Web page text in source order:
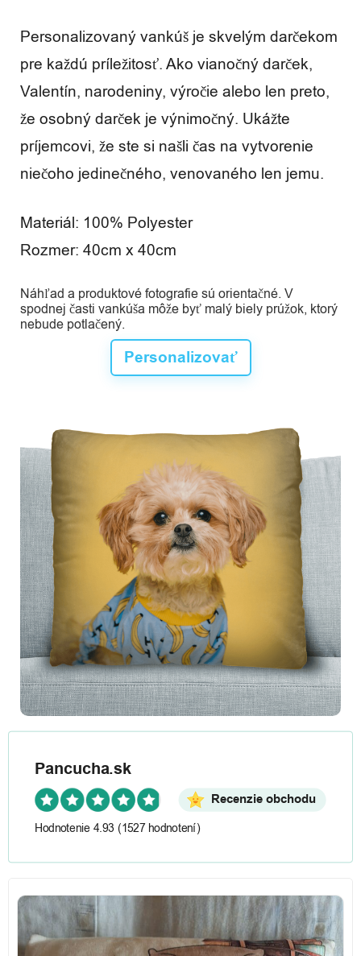
c
e
n
z
i
e
Personalizovaný vankúš je skvelým darčekom
pre každú príležitosť. Ako vianočný darček,
Valentín, narodeniny, výročie alebo len preto,
že osobný darček je výnimočný. Ukážte
príjemcovi, že ste si našli čas na vytvorenie
niečoho jedinečného, ​​venovaného len jemu.
Materiál: 100% Polyester
Rozmer: 40cm x 40cm
Náhľad a produktové fotografie sú orientačné. V
spodnej časti vankúša môže byť malý biely prúžok, ktorý
nebude potlačený.
Personalizovať
Pancucha.sk
Recenzie obchodu
Hodnotenie 4.93 (1527 hodnotení)